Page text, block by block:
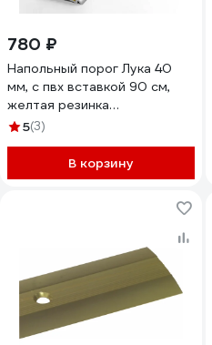
780 ₽
Напольный порог Лука 40
мм, с пвх вставкой 90 см,
желтая резинка
УТ000075423
5(3)
В корзину